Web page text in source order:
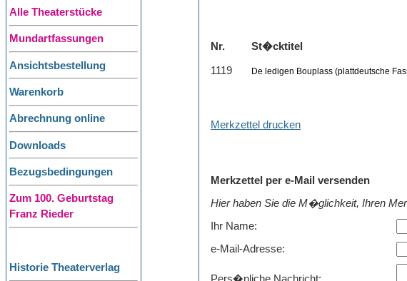
Alle Theaterstücke
Mundartfassungen
Ansichtsbestellung
Warenkorb
Abrechnung online
Downloads
Bezugsbedingungen
Zum 100. Geburtstag
Franz Rieder
Historie Theaterverlag
Nr. St�cktitel
1119 De ledigen Bouplass (plattdeutsche
Merkzettel drucken
Merkzettel per e-Mail versenden
Hier haben Sie die M�glichkeit, Ihren
Ihr Name:
e-Mail-Adresse:
Pers�nliche Nachricht: